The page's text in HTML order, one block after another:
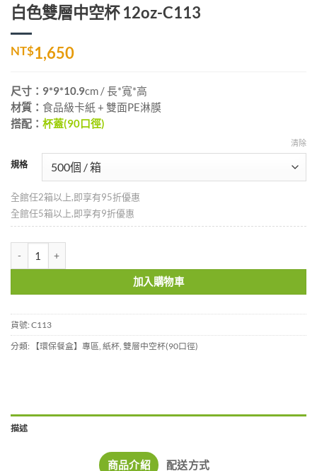
白色雙層中空杯 12oz-C113
NT$1,650
尺寸：9*9*10.9cm / 長*寬*高
材質： 食品級卡紙 + 雙面PE淋膜
搭配： 杯蓋(90口徑)
規格
清除
全館任2箱以上,即享有95折優惠
全館任5箱以上,即享有9折優惠
加入購物車
貨號: C113
分類:
【環保餐盒】專區 紙杯 雙層中空杯(90口徑)
描述
商品介紹 配送方式